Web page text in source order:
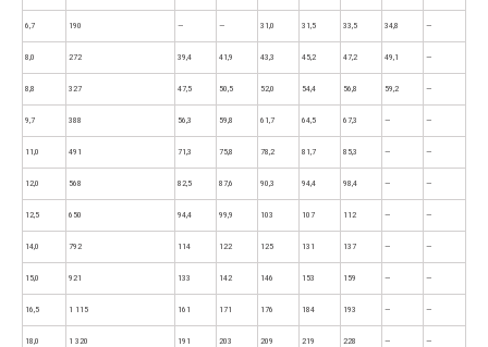
6,7 190 — — 31,0 31,5 33,5 34,8 —
8,0 272 39,4 41,9 43,3 45,2 47,2 49,1 —
8,8 327 47,5 50,5 52,0 54,4 56,8 59,2 —
9,7 388 56,3 59,8 61,7 64,5 67,3 — —
11,0 491 71,3 75,8 78,2 81,7 85,3 — —
12,0 568 82,5 87,6 90,3 94,4 98,4 — —
12,5 650 94,4 99,9 103 107 112 — —
14,0 792 114 122 125 131 137 — —
15,0 921 133 142 146 153 159 — —
16,5 1 115 161 171 176 184 193 — —
18,0 1 320 191 203 209 219 228 — —